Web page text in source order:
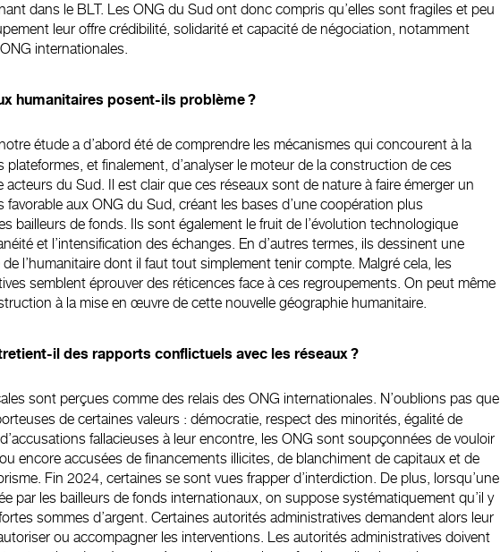
dans le BLT. Les ONG du Sud ont donc compris qu’elles sont fragiles et peu
leur offre crédibilité, solidarité et capacité de négociation, notamment
internationales.
humanitaires posent-ils problème ?
étude a d’abord été de comprendre les mécanismes qui concourent à la
plateformes, et finalement, d’analyser le moteur de la construction de ces
acteurs du Sud. Il est clair que ces réseaux sont de nature à faire émerger un
favorable aux ONG du Sud, créant les bases d’une coopération plus
bailleurs de fonds. Ils sont également le fruit de l’évolution technologique
et l’intensification des échanges. En d’autres termes, ils dessinent une
l’humanitaire dont il faut tout simplement tenir compte. Malgré cela, les
semblent éprouver des réticences face à ces regroupements. On peut même
à la mise en œuvre de cette nouvelle géographie humanitaire.
il des rapports conflictuels avec les réseaux ?
sont perçues comme des relais des ONG internationales. N’oublions pas que
de certaines valeurs : démocratie, respect des minorités, égalité de
fallacieuses à leur encontre, les ONG sont soupçonnées de vouloir
encore accusées de financements illicites, de blanchiment de capitaux et de
Fin 2024, certaines se sont vues frapper d’interdiction. De plus, lorsqu’une
par les bailleurs de fonds internationaux, on suppose systématiquement qu’il y
sommes d’argent. Certaines autorités administratives demandent alors leur
ou accompagner les interventions. Les autorités administratives doivent